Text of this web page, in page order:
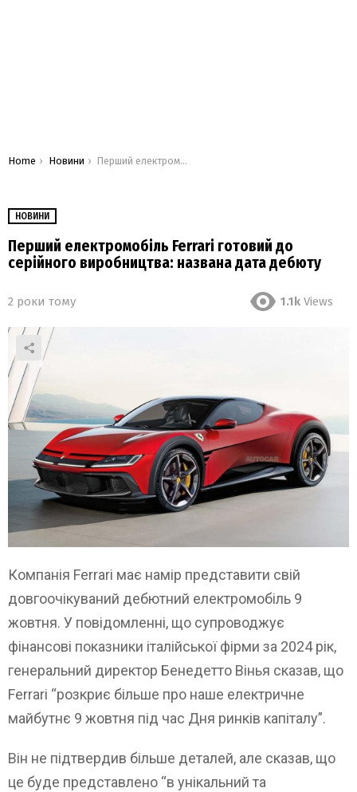
You are here:
Home Новини Перший електромобіль Ferrari готовий до серійного виробництва: названа дата дебюту
НОВИНИ
Перший електромобіль Ferrari готовий до
серійного виробництва: названа дата дебюту
2 роки тому 1.1k Views
Компанія Ferrari має намір представити свій
довгоочікуваний дебютний електромобіль 9
жовтня. У повідомленні, що супроводжує
фінансові показники італійської фірми за 2024 рік,
генеральний директор Бенедетто Вінья сказав, що
Ferrari “розкриє більше про наше електричне
майбутнє 9 жовтня під час Дня ринків капіталу”.
Він не підтвердив більше деталей, але сказав, що
це буде представлено “в унікальний та